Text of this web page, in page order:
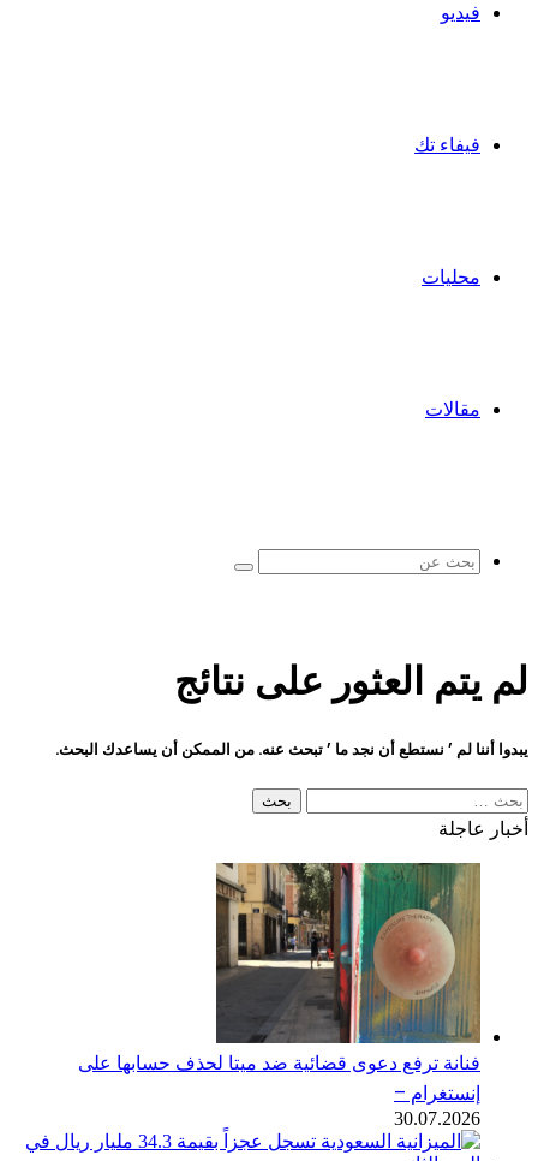
فيديو
فيفاء تك
محليات
مقالات
بحث
لم يتم العثور على نتائج
يبدوا أننا لم ’ نستطع أن نجد ما ’ تبحث عنه. من الممكن أن يساعدك البحث.
البحث
عن:
أخبار عاجلة
فنانة ترفع دعوى قضائية ضد ميتا لحذف حسابها على
إنستغرام –
30.07.2026